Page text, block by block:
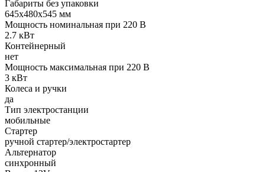
Габариты без упаковки
645х480х545 мм
Мощность номинальная при 220 В
2.7 кВт
Контейнерный
нет
Мощность максимальная при 220 В
3 кВт
Колеса и ручки
да
Тип электростанции
мобильные
Стартер
ручной стартер/электростартер
Альтернатор
синхронный